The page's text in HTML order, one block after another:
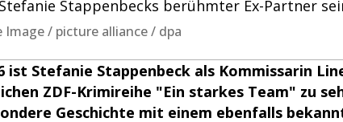
Stappenbecks berühmter Ex-Partner
Image / picture alliance / dpa
ist Stefanie Stappenbeck als Kommissarin
ZDF-Krimireihe "Ein starkes Team" zu
Geschichte mit einem ebenfalls